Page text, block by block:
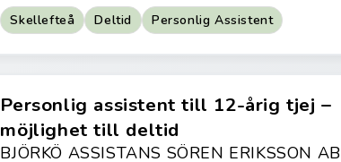
Skellefteå Deltid Personlig Assistent
Personlig assistent till 12-årig tjej –
möjlighet till deltid
BJÖRKÖ ASSISTANS SÖREN ERIKSSON AB